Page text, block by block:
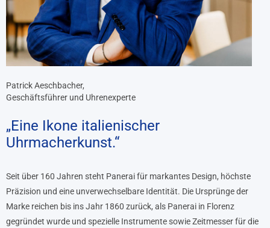
Patrick Aeschbacher,
Geschäftsführer und Uhrenexperte
„Eine Ikone italienischer
Uhrmacherkunst.“
Seit über 160 Jahren steht Panerai für markantes Design, höchste
Präzision und eine unverwechselbare Identität. Die Ursprünge der
Marke reichen bis ins Jahr 1860 zurück, als Panerai in Florenz
gegründet wurde und spezielle Instrumente sowie Zeitmesser für die